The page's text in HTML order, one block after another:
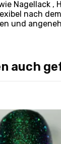
Nagellack ,
nach
und
auch